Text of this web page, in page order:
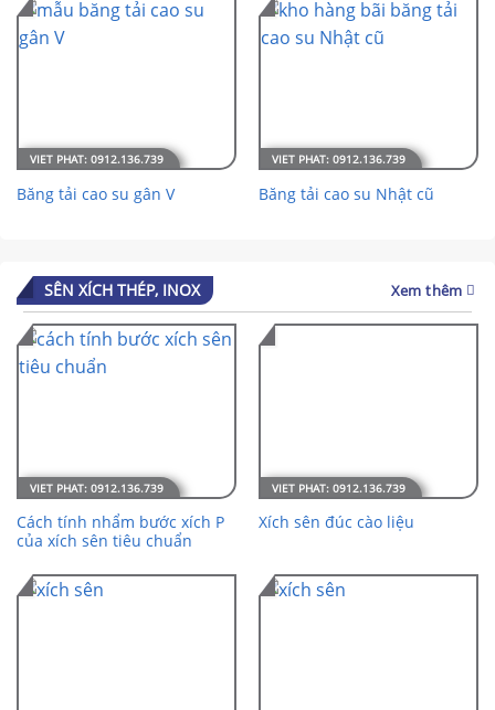
Băng tải cao su gân V Băng tải cao su Nhật cũ
SÊN XÍCH THÉP, INOX Xem thêm
Cách tính nhẩm bước xích P
của xích sên tiêu chuẩn
Xích sên đúc cào liệu